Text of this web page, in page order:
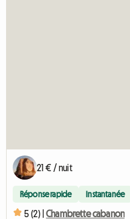
21 € / nuit
Réponse rapide Instantanée
5 (2) | Chambrette cabanon